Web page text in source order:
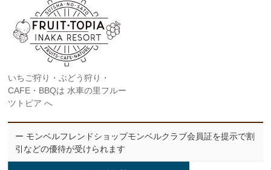
いちご狩り・ぶどう狩り・
CAFE・BBQは 水車の里フルー
ツトピア へ
ー モンベルフレンドショップモンベルクラブ会員証を提示で割
引などの優待が受けられます